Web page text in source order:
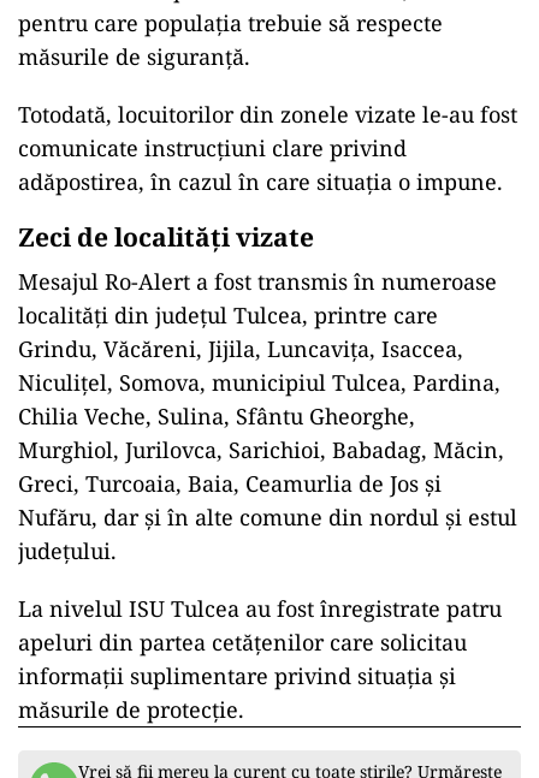
pentru care populația trebuie să respecte
măsurile de siguranță.
Totodată, locuitorilor din zonele vizate le-au fost
comunicate instrucțiuni clare privind
adăpostirea, în cazul în care situația o impune.
Zeci de localități vizate
Mesajul Ro-Alert a fost transmis în numeroase
localități din județul Tulcea, printre care
Grindu, Văcăreni, Jijila, Luncavița, Isaccea,
Niculițel, Somova, municipiul Tulcea, Pardina,
Chilia Veche, Sulina, Sfântu Gheorghe,
Murghiol, Jurilovca, Sarichioi, Babadag, Măcin,
Greci, Turcoaia, Baia, Ceamurlia de Jos și
Nufăru, dar și în alte comune din nordul și estul
județului.
La nivelul ISU Tulcea au fost înregistrate patru
apeluri din partea cetățenilor care solicitau
informații suplimentare privind situația și
măsurile de protecție.
Vrei să fii mereu la curent cu toate știrile? Urmărește